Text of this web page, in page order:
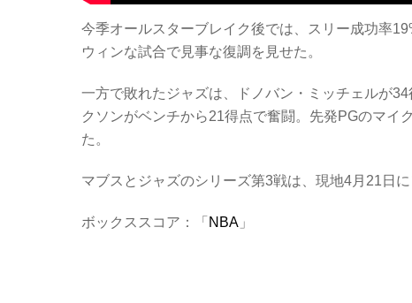
今季オールスターブレイク後では、スリー成功率
ウィンな試合で見事な復調を見せた。
一方で敗れたジャズは、ドノバン・ミッチェルが
クソンがベンチから21得点で奮闘。先発PGのマイ
た。
マブスとジャズのシリーズ第3戦は、現地4月21日
ボックススコア：「 NBA 」